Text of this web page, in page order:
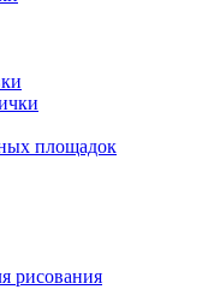
площадок
рисования